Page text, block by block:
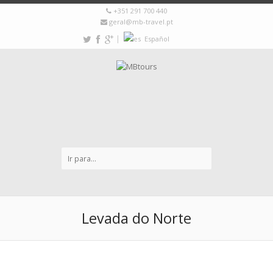
+351 291 700 440
geral@mb-travel.pt
| Español
Levada do Norte